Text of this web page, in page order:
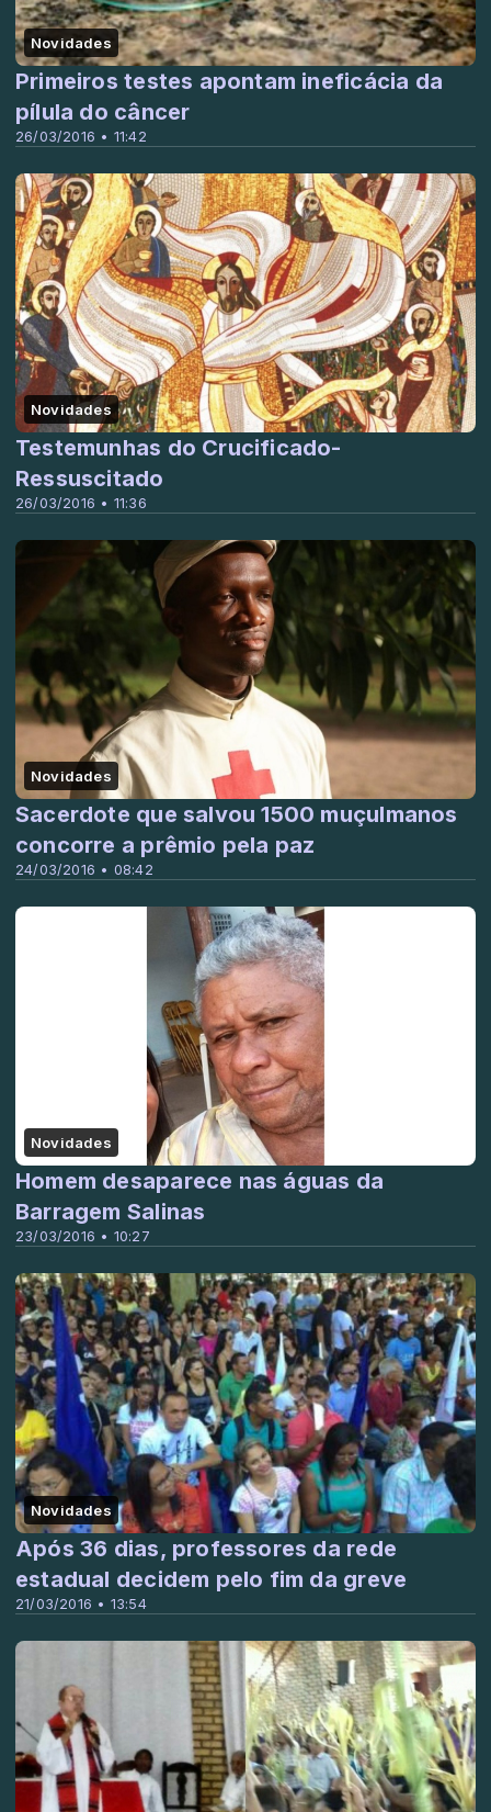
Novidades
26/03/2016 • 11:42
Primeiros testes apontam ineficácia da
pílula do câncer
Novidades
26/03/2016 • 11:36
Testemunhas do Crucificado-
Ressuscitado
Novidades
24/03/2016 • 08:42
Sacerdote que salvou 1500 muçulmanos
concorre a prêmio pela paz
Novidades
23/03/2016 • 10:27
Homem desaparece nas águas da
Barragem Salinas
Novidades
21/03/2016 • 13:54
Após 36 dias, professores da rede
estadual decidem pelo fim da greve